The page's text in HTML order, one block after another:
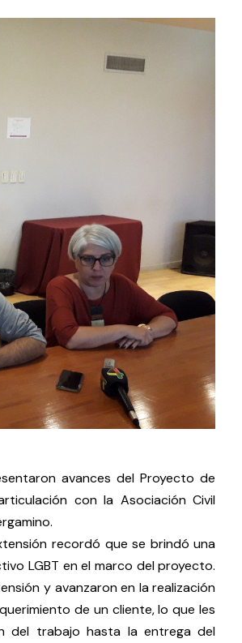
avances del Proyecto de
con la Asociación Civil
recordó que se brindó una
LGBT en el marco del proyecto.
y avanzaron en la realización
de un cliente, lo que les
del trabajo hasta la entrega del